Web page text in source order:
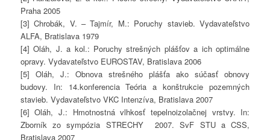
Praha 2005
[3] Chrobák, V. – Tajmír, M.: Poruchy stavieb. Vydavateľstvo
ALFA, Bratislava 1979
[4] Oláh, J. a kol.: Poruchy strešných plášťov a ich optimálne
opravy. Vydavateľstvo EUROSTAV, Bratislava 2006
[5] Oláh, J.: Obnova strešného plášťa ako súčasť obnovy
budovy. In: 14.konferencia Teória a konštrukcie pozemných
stavieb. Vydavateľstvo VKC Intenzíva, Bratislava 2007
[6] Oláh, J.: Hmotnostná vlhkosť tepelnoizolačnej vrstvy. In:
Zborník zo sympózia STRECHY 2007. SvF STU a CSS,
Bratislava 2007